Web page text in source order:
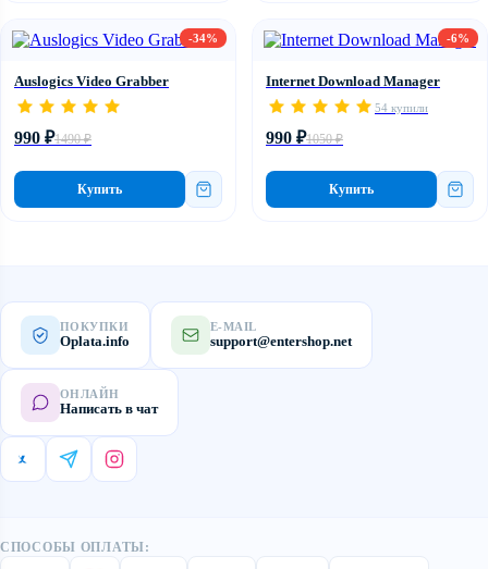
-34%
Auslogics Video Grabber
990 ₽1490 ₽
Купить
-6%
Internet Download Manager
54 купили
990 ₽1050 ₽
Купить
ПОКУПКИ
Oplata.info
E-MAIL
support@entershop.net
ОНЛАЙН
Написать в чат
СПОСОБЫ ОПЛАТЫ: